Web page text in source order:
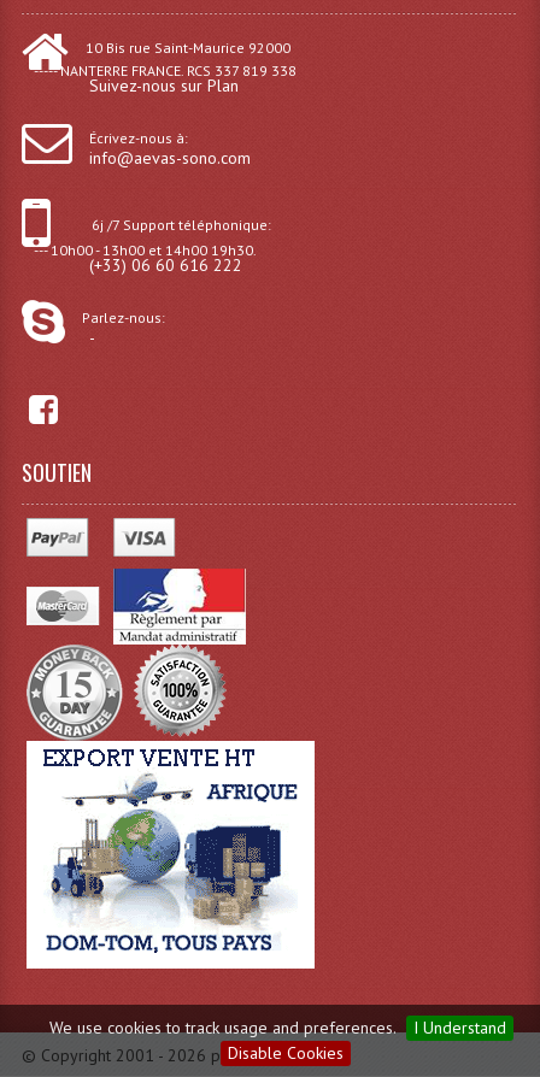
We use cookies to track usage and preferences.
I Understand
Disable Cookies
Dispatches
Filtres Et Divers
Lampes PAR
Lampes Théatre
Lumières Noire
Lyres
Panneaux, Piste Danse À Leds
Petit Effets Lumineux
Projecteur Extérieur Multifaisceaux
10 Bis rue Saint-Maurice 92000
----- NANTERRE FRANCE. RCS 337 819 338
Suivez-nous sur Plan
Écrivez-nous à:
info@aevas-sono.com
6j /7 Support téléphonique:
--- 10h00 - 13h00 et 14h00 19h30.
(+33) 06 60 616 222
Parlez-nous:
-
SOUTIEN
© Copyright 2001 - 2026 par Evas.fr